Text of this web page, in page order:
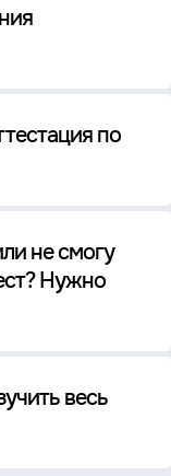
по
не смогу
Нужно
весь